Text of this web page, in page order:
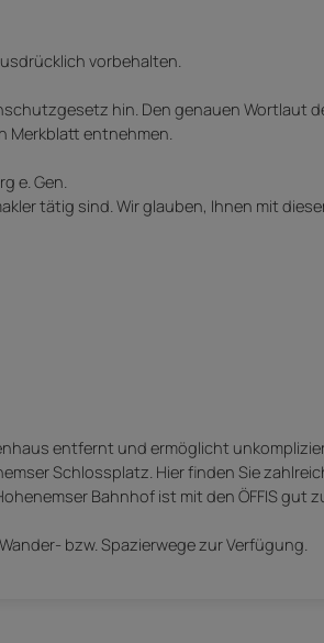
vorbehalten.
hin. Den genauen Wortlaut
Merkblatt entnehmen.
e. Gen.
tätig sind. Wir glauben, Ihnen mit
entfernt und ermöglicht
Schlossplatz. Hier finden Sie
Bahnhof ist mit den ÖFFIS gut
bzw. Spazierwege zur Verfügung.